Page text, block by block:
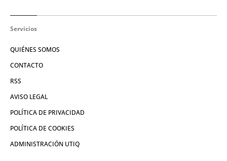
Servicios
QUIÉNES SOMOS
CONTACTO
RSS
AVISO LEGAL
POLÍTICA DE PRIVACIDAD
POLÍTICA DE COOKIES
ADMINISTRACIÓN UTIQ